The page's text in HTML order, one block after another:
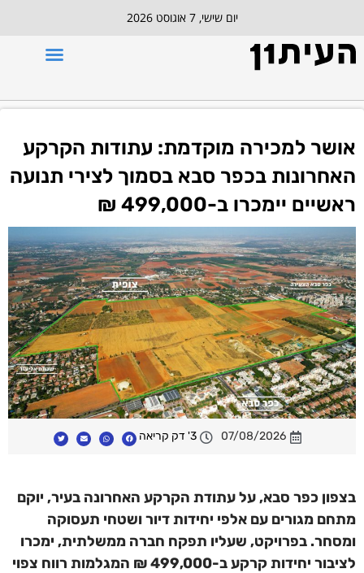
יום שישי, 7 אוגוסט 2026
אושר למכירה מוקדמת: עתודות הקרקע
האחרונות בכפר סבא בסמוך לצירי תנועה
ראשיים יימכרו ב-499,000 ₪
07/08/2026 3' דק קריאה
בצפון כפר סבא, על עתודת הקרקע האחרונה בעיר, יוקם
מתחם מגורים עם אלפי יחידות דיור ושטחי תעסוקה
ומסחר. בפרויקט, שעליו תפקח חברה ממשלתית, ימכרו
לציבור יחידות קרקע ב-499,000 ₪ המגלמות רווח צפוי